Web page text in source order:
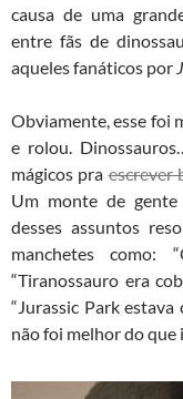
causa de uma
entre fãs de
aqueles fanáticos por
Obviamente, esse foi
e rolou.
mágicos praescrever
Um monte de gente
desses assuntos
manchetes como:
“Tiranossauro era
“Jurassic Park
não foi melhor do que